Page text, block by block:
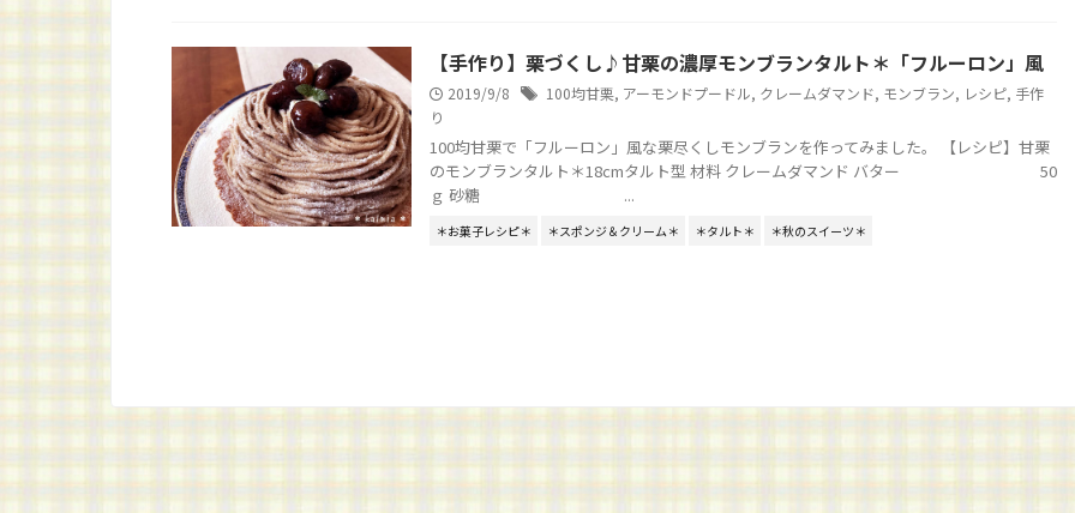
【手作り】栗づくし♪甘栗の濃厚モンブランタルト＊「フルーロン」風
2019/9/8 100均甘栗, アーモンドプードル, クレームダマンド, モンブラン, レシピ, 手作
り
100均甘栗で「フルーロン」風な栗尽くしモンブランを作ってみました。 【レシピ】甘栗
のモンブランタルト＊18cmタルト型 材料 クレームダマンド バター 50
ｇ 砂糖 ...
＊お菓子レシピ＊ ＊スポンジ＆クリーム＊ ＊タルト＊ ＊秋のスイーツ＊